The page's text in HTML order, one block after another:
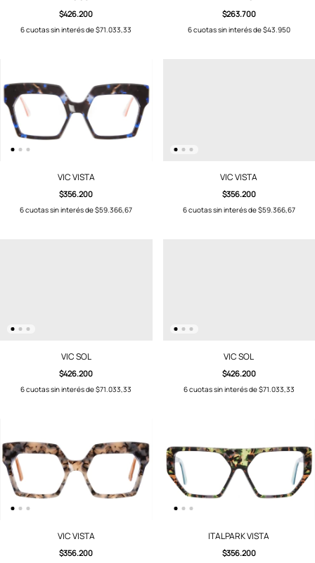
$426.200
6cuotas sin interés de$71.033,33
$263.700
6cuotas sin interés de$43.950
VIC VISTA
$356.200
6cuotas sin interés de$59.366,67
VIC VISTA
$356.200
6cuotas sin interés de$59.366,67
VIC SOL
$426.200
6cuotas sin interés de$71.033,33
VIC SOL
$426.200
6cuotas sin interés de$71.033,33
VIC VISTA
$356.200
ITALPARK VISTA
$356.200